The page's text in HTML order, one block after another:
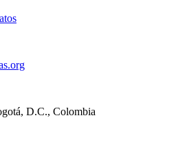
D.C., Colombia